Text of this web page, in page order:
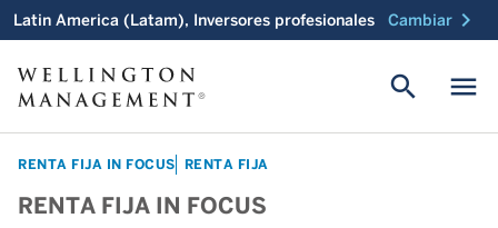
Latin America (Latam), Inversores profesionales Cambiar chevron_right
menu
search
RENTA FIJA IN FOCUS RENTA FIJA
RENTA FIJA IN FOCUS